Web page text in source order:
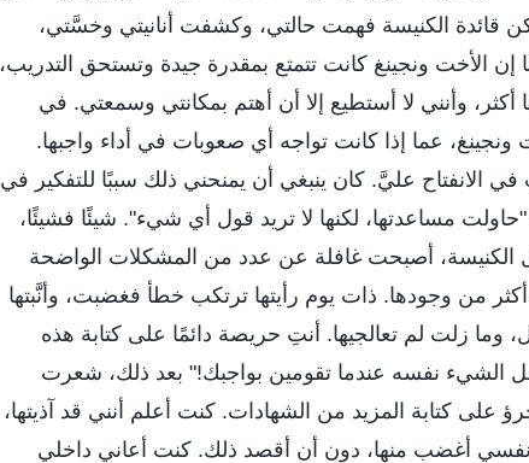
قائدة الكنيسة فهمت حالتي، وكشفت أنانيتي وخسَّتي،
إن الأخت ونجينغ كانت تتمتع بمقدرة جيدة وتستحق التدريب،
وأنني لا أستطيع إلا أن أهتم بمكانتي وسمعتي. في
عما إذا كانت تواجه أي صعوبات في أداء واجبها.
الانفتاح عليَّ. كان ينبغي أن يمنحني ذلك سببًا للتفكير في
مساعدتها، لكنها لا تريد قول أي شيء". شيئًا فشيئًا،
الكنيسة، أصبحت غافلة عن عدد من المشكلات الواضحة
من وجودها. ذات يوم رأيتها ترتكب خطأ فغضبت، وأنَّبتها
وما زلت لم تعالجيها. أنتِ حريصة دائمًا على كتابة هذه
الشيء نفسه عندما تقومين بواجبك!" بعد ذلك، شعرت
على كتابة المزيد من الشهادات. كنت أعلم أنني قد آذيتها،
أغضب منها، دون أن أقصد ذلك. كنت أعاني داخلي